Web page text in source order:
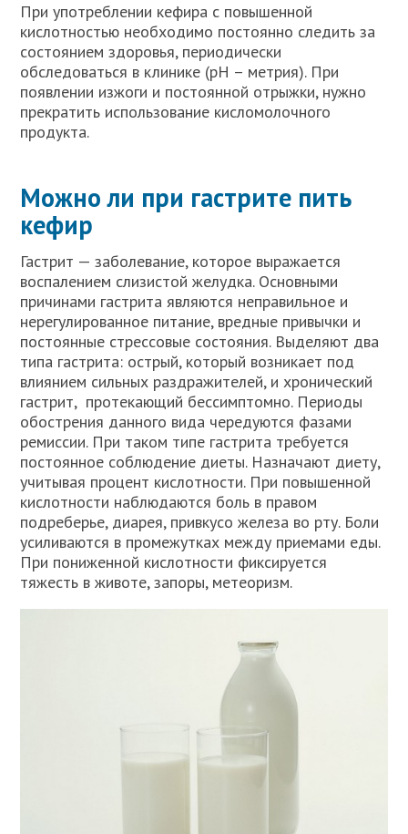
При употреблении кефира с повышенной
кислотностью необходимо постоянно следить за
состоянием здоровья, периодически
обследоваться в клинике (pH – метрия). При
появлении изжоги и постоянной отрыжки, нужно
прекратить использование кисломолочного
продукта.
Можно ли при гастрите пить
кефир
Гастрит — заболевание, которое выражается
воспалением слизистой желудка. Основными
причинами гастрита являются неправильное и
нерегулированное питание, вредные привычки и
постоянные стрессовые состояния. Выделяют два
типа гастрита: острый, который возникает под
влиянием сильных раздражителей, и хронический
гастрит, протекающий бессимптомно. Периоды
обострения данного вида чередуются фазами
ремиссии. При таком типе гастрита требуется
постоянное соблюдение диеты. Назначают диету,
учитывая процент кислотности. При повышенной
кислотности наблюдаются боль в правом
подреберье, диарея, привкусо железа во рту. Боли
усиливаются в промежутках между приемами еды.
При пониженной кислотности фиксируется
тяжесть в животе, запоры, метеоризм.